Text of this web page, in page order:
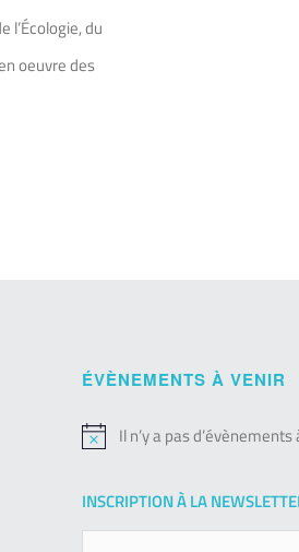
l’Écologie, du
oeuvre des
ÉVÈNEMENTS À VENIR
Notice
Il n’y a pas d’évènements
INSCRIPTION À LA